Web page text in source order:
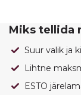
Miks tellida
Suur valik ja
Lihtne
ESTO